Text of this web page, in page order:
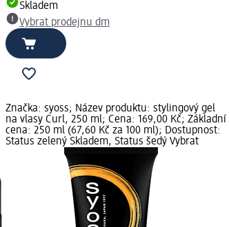
Skladem
Vybrat prodejnu dm
Značka: syoss; Název produktu: stylingový gel
na vlasy Curl, 250 ml; Cena: 169,00 Kč; Základní
cena: 250 ml (67,60 Kč za 100 ml); Dostupnost:
Status zelený Skladem, Status šedý Vybrat